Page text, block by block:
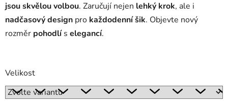
jsou skvělou volbou. Zaručují nejen lehký krok, ale i
nadčasový design pro každodenní šik. Objevte nový
rozměr pohodlís elegancí.
Velikost